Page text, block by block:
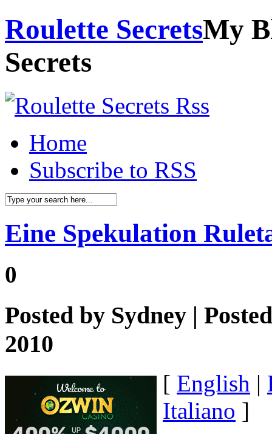
Roulette SecretsMy
Secrets
Home
Subscribe to RSS
Eine Spekulation
0
Posted by Sydney |
2010
[ English |
Italiano ]